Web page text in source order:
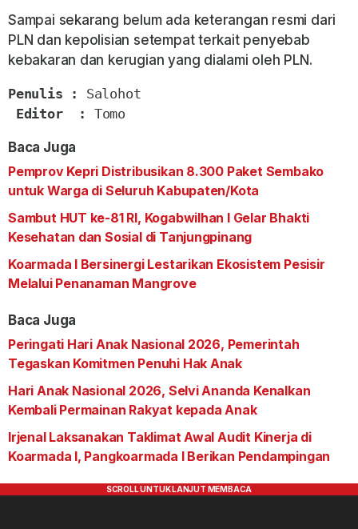
Sampai sekarang belum ada keterangan resmi dari
PLN dan kepolisian setempat terkait penyebab
kebakaran dan kerugian yang dialami oleh PLN.
Penulis :
Salohot
Editor  :
Tomo
Baca Juga
Pemprov Kepri Distribusikan 8.300 Paket Sembako
untuk Warga di Seluruh Kabupaten/Kota
Sambut HUT ke-81 RI, Kogabwilhan I Gelar Bhakti
Kesehatan dan Sosial di Tanjungpinang
Koarmada I Bersinergi Lestarikan Ekosistem Pesisir
Melalui Penanaman Mangrove
Baca Juga
Peringati Hari Anak Nasional 2026, Pemerintah
Tegaskan Komitmen Penuhi Hak Anak
Hari Anak Nasional 2026, Selvi Ananda Kenalkan
Kembali Permainan Rakyat kepada Anak
Irjenal Laksanakan Taklimat Awal Audit Kinerja di
Koarmada I, Pangkoarmada I Berikan Pendampingan